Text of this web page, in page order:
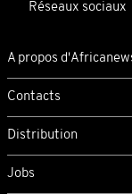
Réseaux sociaux
A propos
Contacts
Distribution
Jobs